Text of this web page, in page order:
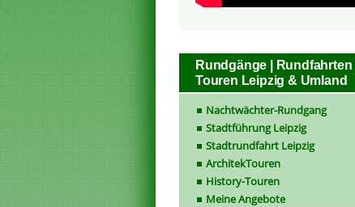
Rundgänge | Rundfahrten |
Touren Leipzig & Umland
Nachtwächter-Rundgang
Stadtführung Leipzig
Stadtrundfahrt Leipzig
ArchitekTouren
History-Touren
Meine Angebote